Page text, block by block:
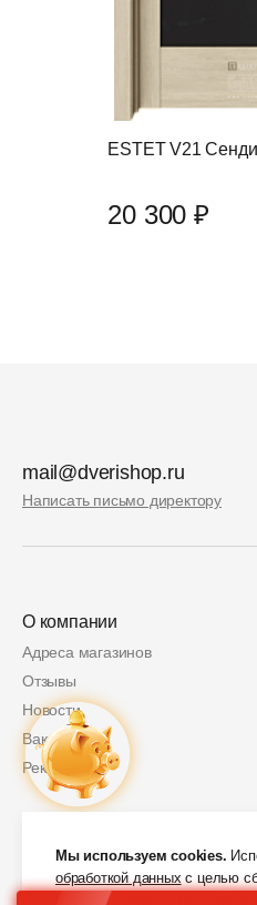
ESTET V21 Сенди
20 300 ₽
mail@dverishop.ru
Написать письмо директору
О компании
Адреса магазинов
Отзывы
Новости
Вакансии
Реквизиты
2 000 руб.
Мы используем cookies.
обработкой данныхс целью
в любой момент в